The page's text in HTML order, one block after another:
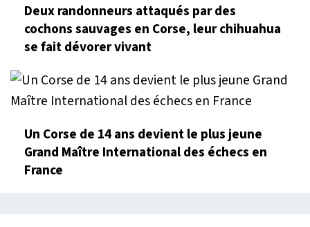
Deux randonneurs attaqués par des
cochons sauvages en Corse, leur chihuahua
se fait dévorer vivant
Un Corse de 14 ans devient le plus jeune
Grand Maître International des échecs en
France